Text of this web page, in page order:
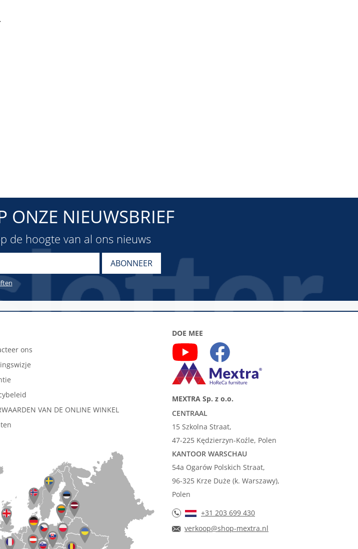
.
ONZE NIEUWSBRIEF
de hoogte van al ons nieuws
ons
VAN DE ONLINE WINKEL
DOE MEE
MEXTRA Sp. z o.o.
CENTRAAL
15 Szkolna Straat,
47-225 Kędzierzyn-Koźle, Polen
KANTOOR WARSCHAU
54a Ogarów Polskich Straat,
96-325 Krze Duże (k. Warszawy),
Polen
+31 203 699 430
verkoop@shop-mextra.nl